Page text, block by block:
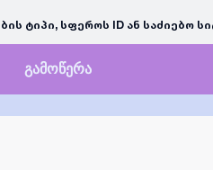
ტიპი, სფეროს ID ან საძიებო
გამოწერა